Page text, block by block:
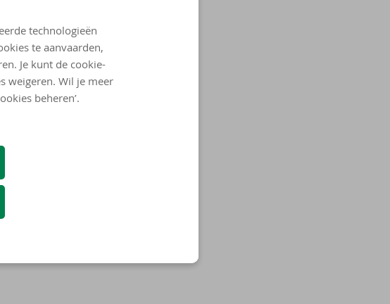
technologieën
te aanvaarden,
Je kunt de cookie-
weigeren. Wil je meer
beheren’.